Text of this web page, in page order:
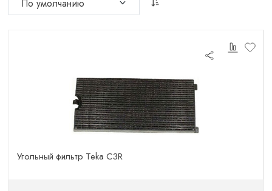
Угольный фильтр Teka C3R